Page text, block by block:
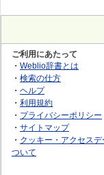
ご利用にあたって
・ Weblio辞書とは
・ 検索の仕方
・ ヘルプ
・ 利用規約
・ プライバシーポリシー
・ サイトマップ
・ クッキー・アクセスデ
ついて